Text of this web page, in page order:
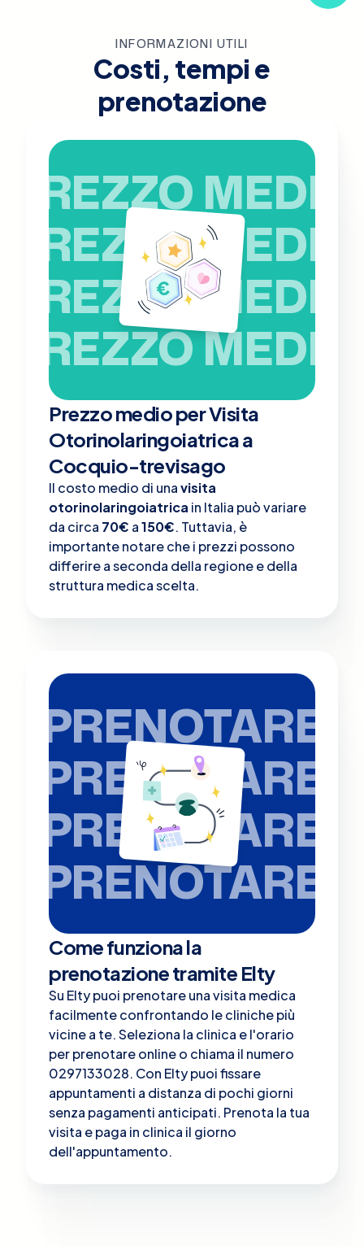
INFORMAZIONI UTILI
Costi, tempi e
prenotazione
PREZZO MEDIO
PREZZO MEDIO
PREZZO MEDIO
PREZZO MEDIO
Prezzo medio per Visita
Otorinolaringoiatrica a
Cocquio-trevisago
Il costo medio di unavisita
otorinolaringoiatrica in Italia può variare
da circa 70€ a150€. Tuttavia, è
importante notare che i prezzi possono
differire a seconda della regione e della
struttura medica scelta.
PRENOTARE
PRENOTARE
PRENOTARE
PRENOTARE
Come funziona la
prenotazione tramite Elty
Su Elty puoi prenotare una visita medica
facilmente confrontando le cliniche più
vicine a te. Seleziona la clinica e l'orario
per prenotare online o chiama il numero
0297133028. Con Elty puoi fissare
appuntamenti a distanza di pochi giorni
senza pagamenti anticipati. Prenota la tua
visita e paga in clinica il giorno
dell'appuntamento.